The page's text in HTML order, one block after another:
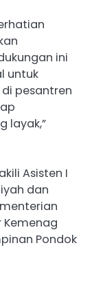
ini
untuk
pesantren
layak,”
Asisten I
dan
Kemenag
Pondok